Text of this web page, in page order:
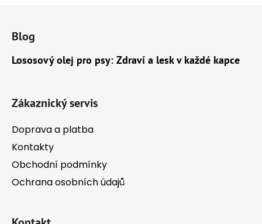
Blog
Lososový olej pro psy: Zdraví a lesk v každé kapce
Zákaznický servis
Doprava a platba
Kontakty
Obchodní podmínky
Ochrana osobních údajů